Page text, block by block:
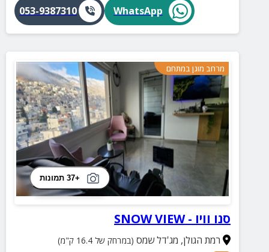
WhatsApp
053-9387310
מרחב מוגן במתחם
+37 תמונות
סנו וויו - SNOW VIEW
רמת הגולן, מג'דל שמס (במרחק של 16.4 ק"מ)